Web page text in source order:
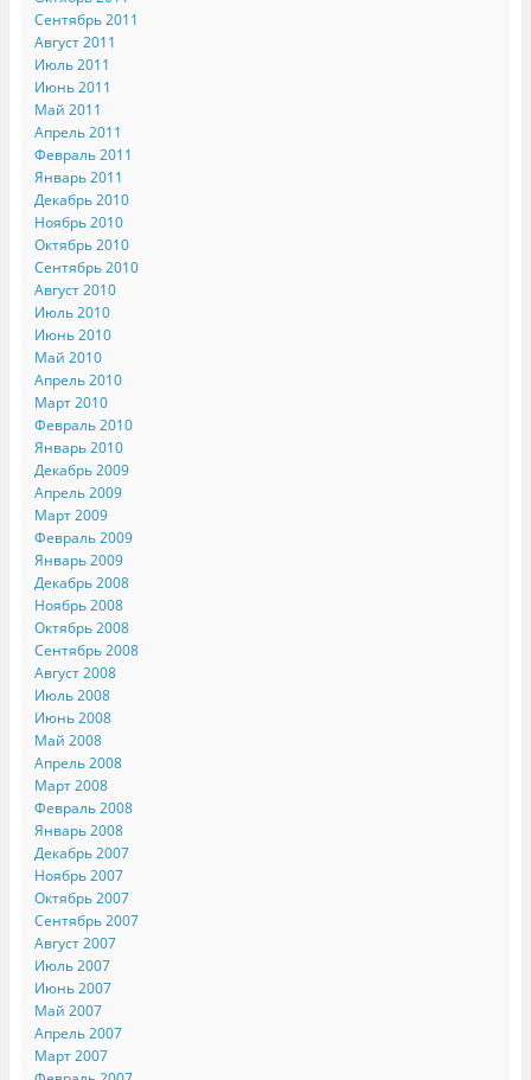
Сентябрь 2011
Август 2011
Июль 2011
Июнь 2011
Май 2011
Апрель 2011
Февраль 2011
Январь 2011
Декабрь 2010
Ноябрь 2010
Октябрь 2010
Сентябрь 2010
Август 2010
Июль 2010
Июнь 2010
Май 2010
Апрель 2010
Март 2010
Февраль 2010
Январь 2010
Декабрь 2009
Апрель 2009
Март 2009
Февраль 2009
Январь 2009
Декабрь 2008
Ноябрь 2008
Октябрь 2008
Сентябрь 2008
Август 2008
Июль 2008
Июнь 2008
Май 2008
Апрель 2008
Март 2008
Февраль 2008
Январь 2008
Декабрь 2007
Ноябрь 2007
Октябрь 2007
Сентябрь 2007
Август 2007
Июль 2007
Июнь 2007
Май 2007
Апрель 2007
Март 2007